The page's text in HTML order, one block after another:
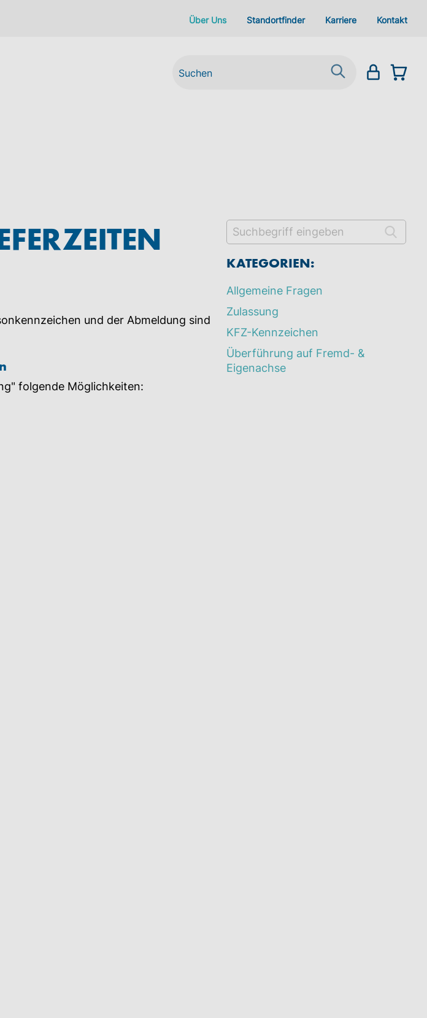
Über Uns Standortfinder Karriere Kontakt
und der Abmeldung sind
folgende Möglichkeiten:
KATEGORIEN:
Allgemeine Fragen
Zulassung
KFZ-Kennzeichen
Überführung auf Fremd- &
Eigenachse